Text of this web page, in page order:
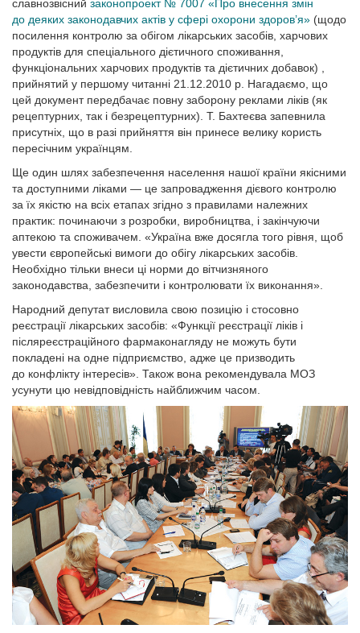
славнозвісний законопроект № 7007 «Про внесення змін
до деяких законодавчих актів у сфері охорони здоров’я» (щодо
посилення контролю за обігом лікарських засобів, харчових
продуктів для спеціального дієтичного споживання,
функціональних харчових продуктів та дієтичних добавок)
прийнятий у першому читанні 21.12.2010 р. Нагадаємо, що
цей документ передбачає повну заборону реклами ліків (як
рецептурних, так і безрецептурних). Т. Бахтеєва запевнила
присутніх, що в разі прийняття він принесе велику користь
пересічним українцям.
Ще один шлях забезпечення населення нашої країни якісними
та доступними ліками — це запровадження дієвого контролю
за їх якістю на всіх етапах згідно з правилами належних
практик: починаючи з розробки, виробництва, і закінчуючи
аптекою та споживачем. «Україна вже досягла того рівня, щоб
увести європейські вимоги до обігу лікарських засобів.
Необхідно тільки внеси ці норми до вітчизняного
законодавства, забезпечити і контролювати їх виконання».
Народний депутат висловила свою позицію і стосовно
реєстрації лікарських засобів: «Функції реєстрації ліків і
післяреєстраційного фармаконагляду не можуть бути
покладені на одне підприємство, адже це призводить
до конфлікту інтересів». Також вона рекомендувала МОЗ
усунути цю невідповідність найближчим часом.